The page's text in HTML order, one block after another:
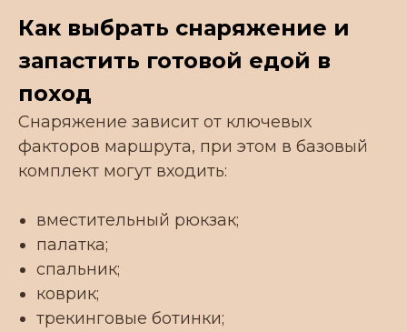
Как выбрать снаряжение и
запастить готовой едой в
поход
Снаряжение зависит от ключевых
факторов маршрута, при этом в базовый
комплект могут входить:
вместительный рюкзак;
палатка;
спальник;
коврик;
трекинговые ботинки;
внутригородской округ, жилой